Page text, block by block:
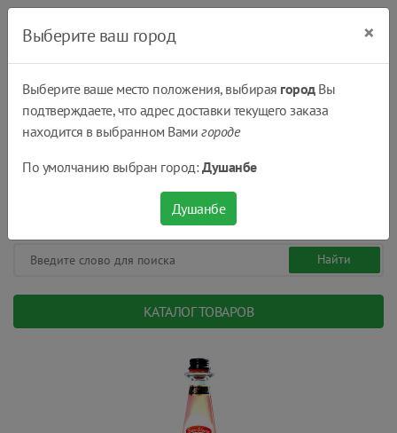
КАТАЛОГ ТОВАРОВ
Выберите ваш город ×
Выберите ваше место положения, выбирая городВы
подтверждаете, что адрес доставки текущего заказа
находится в выбранном Вамигороде
По умолчанию выбран город:Душанбе
Душанбе